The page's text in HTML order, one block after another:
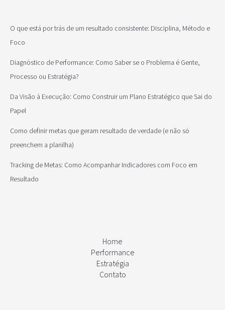
O que está por trás de um resultado consistente: Disciplina, Método e
Foco
Diagnóstico de Performance: Como Saber se o Problema é Gente,
Processo ou Estratégia?
Da Visão à Execução: Como Construir um Plano Estratégico que Sai do
Papel
Como definir metas que geram resultado de verdade (e não só
preenchem a planilha)
Tracking de Metas: Como Acompanhar Indicadores com Foco em
Resultado
Home
Performance
Estratégia
Contato